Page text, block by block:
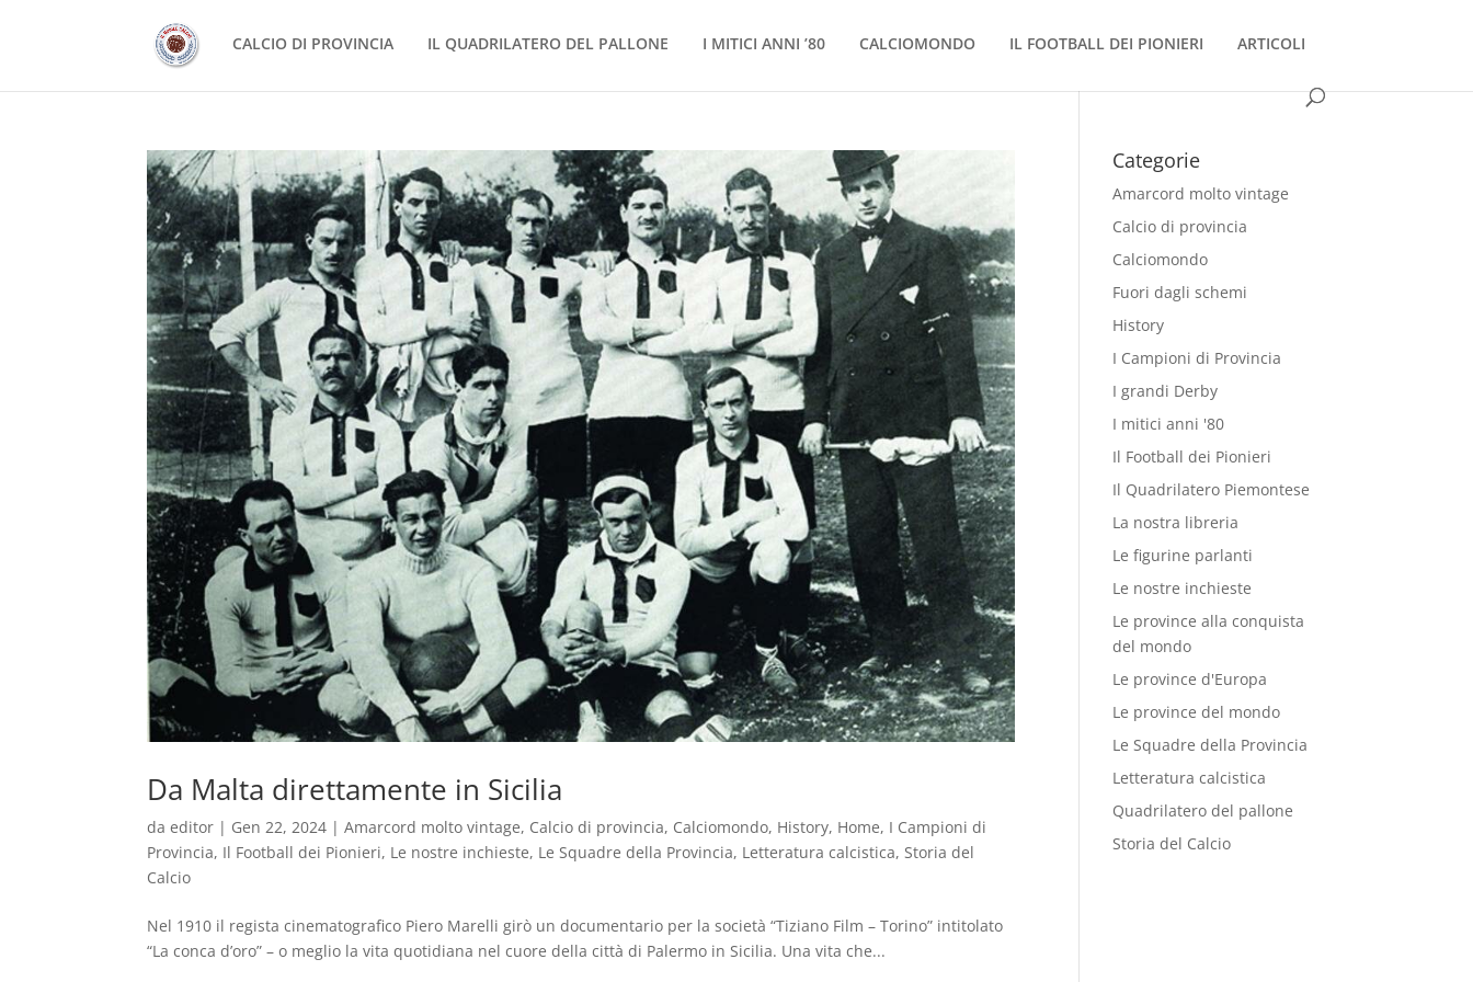
CALCIO DI PROVINCIA IL QUADRILATERO DEL PALLONE I MITICI ANNI ’80 CALCIOMONDO IL FOOTBALL DEI PIONIERI ARTICOLI
Da Malta direttamente in Sicilia
daeditor | Gen 22, 2024 |Amarcord molto vintage, Calcio di provincia, Calciomondo, History, Home, I Campioni di
Provincia, Il Football dei Pionieri, Le nostre inchieste, Le Squadre della Provincia, Letteratura calcistica, Storia del
Calcio
Nel 1910 il regista cinematografico Piero Marelli girò un documentario per la società “Tiziano Film – Torino” intitolato
“La conca d’oro” – o meglio la vita quotidiana nel cuore della città di Palermo in Sicilia. Una vita che...
Categorie
Amarcord molto vintage
Calcio di provincia
Calciomondo
Fuori dagli schemi
History
I Campioni di Provincia
I grandi Derby
I mitici anni '80
Il Football dei Pionieri
Il Quadrilatero Piemontese
La nostra libreria
Le figurine parlanti
Le nostre inchieste
Le province alla conquista
del mondo
Le province d'Europa
Le province del mondo
Le Squadre della Provincia
Letteratura calcistica
Quadrilatero del pallone
Storia del Calcio